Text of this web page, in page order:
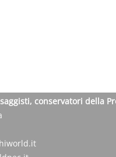
conservatori della